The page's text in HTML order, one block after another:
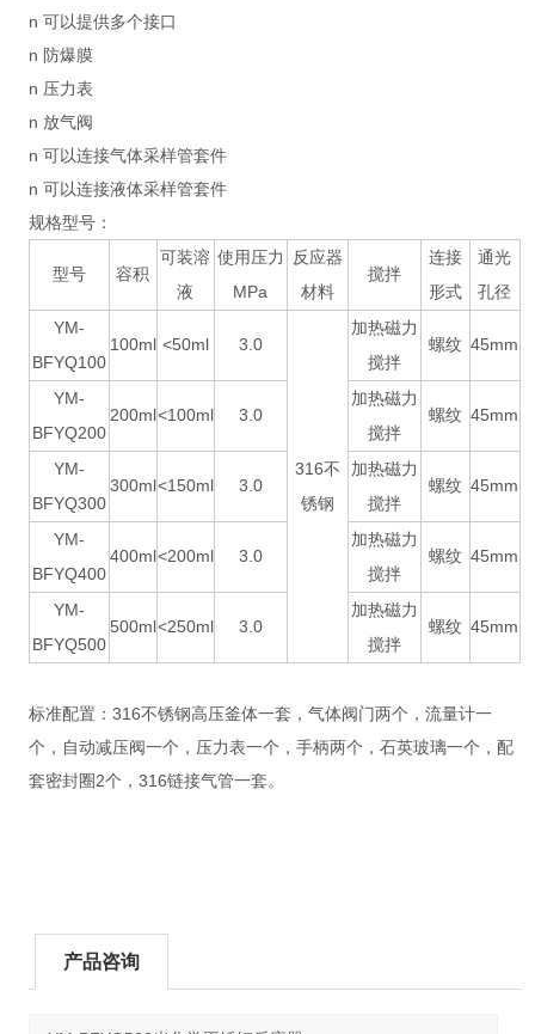
n 可以提供多个接口
n 防爆膜
n 压力表
n 放气阀
n 可以连接气体采样管套件
n 可以连接液体采样管套件
规格型号：
型号 容积
可装溶
液
使用压力
MPa
反应器
材料
搅拌
连接
形式
通光
孔径
YM-
BFYQ100
100ml <50ml 3.0
316不
锈钢
加热磁力
搅拌
螺纹 45mm
YM-
BFYQ200
200ml<100ml 3.0
加热磁力
搅拌
螺纹 45mm
YM-
BFYQ300
300ml<150ml 3.0
加热磁力
搅拌
螺纹 45mm
YM-
BFYQ400
400ml<200ml 3.0
加热磁力
搅拌
螺纹 45mm
YM-
BFYQ500
500ml<250ml 3.0
加热磁力
搅拌
螺纹 45mm
标准配置：316不锈钢高压釜体一套，气体阀门两个，流量计一
个，自动减压阀一个，压力表一个，手柄两个，石英玻璃一个，配
套密封圈2个，316链接气管一套。
产品咨询